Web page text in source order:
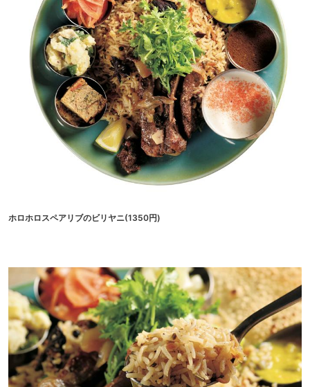
ホロホロスペアリブのビリヤニ(1350円)